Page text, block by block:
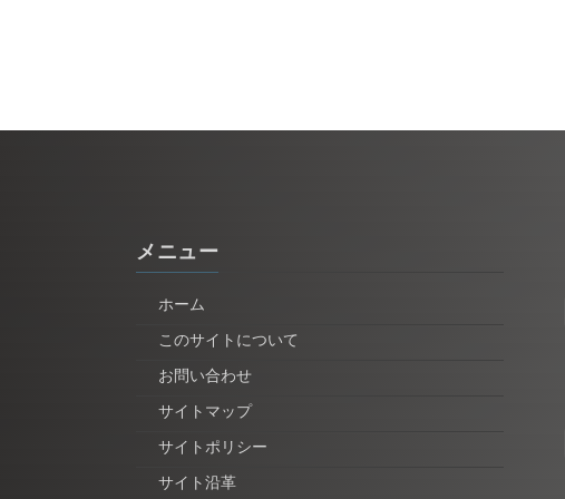
メニュー
ホーム
このサイトについて
お問い合わせ
サイトマップ
サイトポリシー
サイト沿革